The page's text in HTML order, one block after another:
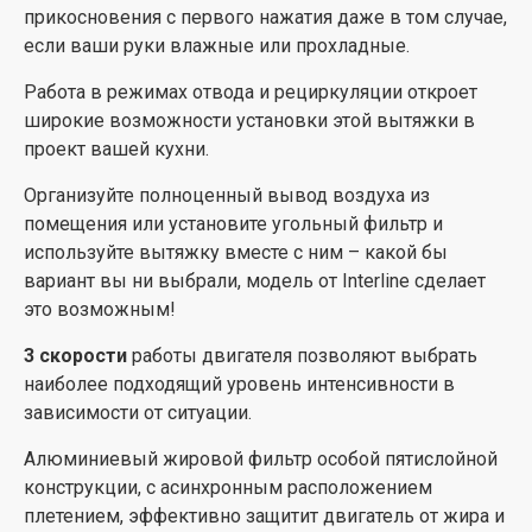
прикосновения с первого нажатия даже в том случае,
если ваши руки влажные или прохладные.
Работа в режимах отвода и рециркуляции откроет
широкие возможности установки этой вытяжки в
проект вашей кухни.
Организуйте полноценный вывод воздуха из
помещения или установите угольный фильтр и
используйте вытяжку вместе с ним – какой бы
вариант вы ни выбрали, модель от Interline сделает
это возможным!
3 скорости работы двигателя позволяют выбрать
наиболее подходящий уровень интенсивности в
зависимости от ситуации.
Алюминиевый жировой фильтр особой пятислойной
конструкции, с асинхронным расположением
плетением, эффективно защитит двигатель от жира и